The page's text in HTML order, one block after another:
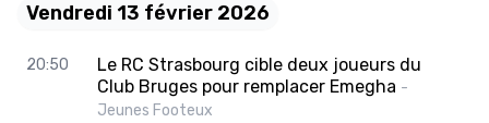
Vendredi 13 février 2026
20:50
Le RC Strasbourg cible deux joueurs du
Club Bruges pour remplacer Emegha -
Jeunes Footeux